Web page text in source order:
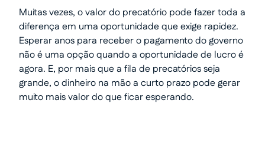
Muitas vezes, o valor do precatório pode fazer toda a
diferença em uma oportunidade que exige rapidez.
Esperar anos para receber o pagamento do governo
não é uma opção quando a oportunidade de lucro é
agora. E, por mais que a fila de precatórios seja
grande, o dinheiro na mão a curto prazo pode gerar
muito mais valor do que ficar esperando.